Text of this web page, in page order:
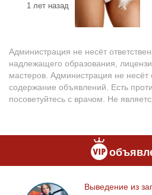
1 лет назад
Администрация не несёт
надлежащего образования,
мастеров. Администрация не несёт
содержание объявлений. Есть
посоветуйтесь с врачом. Не
Выведение
Вы­ве­де­ние из